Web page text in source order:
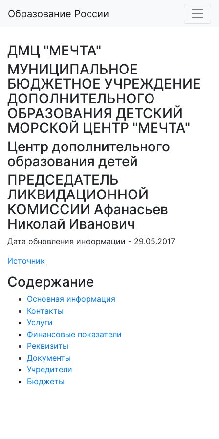
Образование России
ДМЦ "МЕЧТА"
МУНИЦИПАЛЬНОЕ
БЮДЖЕТНОЕ УЧРЕЖДЕНИЕ
ДОПОЛНИТЕЛЬНОГО
ОБРАЗОВАНИЯ ДЕТСКИЙ
МОРСКОЙ ЦЕНТР "МЕЧТА"
Центр дополнительного
образования детей
ПРЕДСЕДАТЕЛЬ
ЛИКВИДАЦИОННОЙ
КОМИССИИ Афанасьев
Николай Иванович
Дата обновления информации - 29.05.2017
Источник
Содержание
Основная информация
Контакты
Услуги
Финансовые показатели
Реквизиты
Документы
Учредители
Бюджеты